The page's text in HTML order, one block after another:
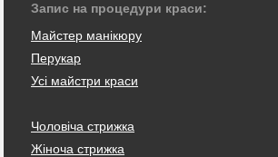
Запис на процедури краси:
Майстер манікюру
Перукар
Усі майстри краси
Чоловіча стрижка
Жіноча стрижка